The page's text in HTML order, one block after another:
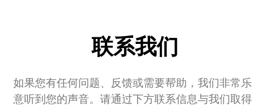
联系我们
如果您有任何问题、反馈或需要帮助，我们非常乐
意听到您的声音。请通过下方联系信息与我们取得